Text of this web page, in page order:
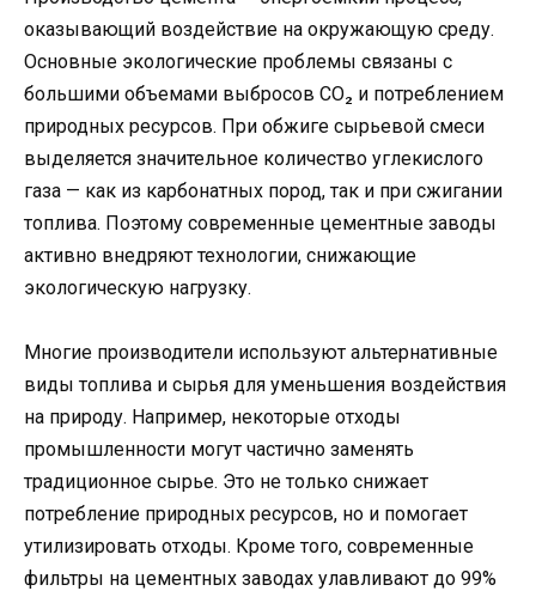
оказывающий воздействие на окружающую среду.
Основные экологические проблемы связаны с
большими объемами выбросов CO₂ и потреблением
природных ресурсов. При обжиге сырьевой смеси
выделяется значительное количество углекислого
газа — как из карбонатных пород, так и при сжигании
топлива. Поэтому современные цементные заводы
активно внедряют технологии, снижающие
экологическую нагрузку.
Многие производители используют альтернативные
виды топлива и сырья для уменьшения воздействия
на природу. Например, некоторые отходы
промышленности могут частично заменять
традиционное сырье. Это не только снижает
потребление природных ресурсов, но и помогает
утилизировать отходы. Кроме того, современные
фильтры на цементных заводах улавливают до 99%